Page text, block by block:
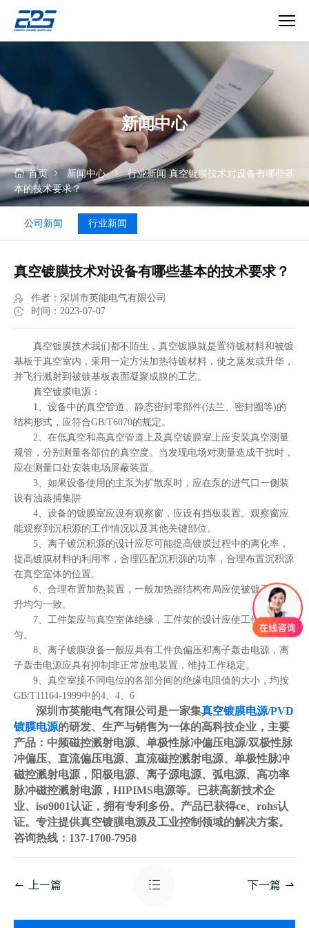
镀
技
术
新闻中心
首页 新闻中心 行业新闻 真空镀膜技术对设备有哪些基
本的技术要求？
公司新闻 行业新闻
真空镀膜技术对设备有哪些基本的技术要求？
作者：深圳市英能电气有限公司
时间：2023-07-07
真空镀膜技术我们都不陌生，真空镀膜就是置待镀材料和被镀
基板于真空室内，采用一定方法加热待镀材料，使之蒸发或升华，
并飞行溅射到被镀基板表面凝聚成膜的工艺。
真空镀膜电源：
1、设备中的真空管道、静态密封零部件(法兰、密封圈等)的
结构形式，应符合GB/T6070的规定。
2、在低真空和高真空管道上及真空镀膜室上应安装真空测量
规管，分别测量各部位的真空度。当发现电场对测量造成干扰时，
应在测量口处安装电场屏蔽装置。
3、如果设备使用的主泵为扩散泵时，应在泵的进气口一侧装
设有油蒸捕集阱
4、设备的镀膜室应设有观察窗，应设有挡板装置。观察窗应
能观察到沉积源的工作情况以及其他关键部位。
5、离子镀沉积源的设计应尽可能提高镀膜过程中的离化率，
提高镀膜材料的利用率，合理匹配沉积源的功率，合理布置沉积源
在真空室体的位置。
6、合理布置加热装置，一般加热器结构布局应使被镀工件温
升均匀一致。
7、工件架应与真空室体绝缘，工件架的设计应使工件膜层均
匀。
8、离子镀膜设备一般应具有工件负偏压和离子轰击电源，离
子轰击电源应具有抑制非正常放电装置，维持工作稳定。
9、真空室接不同电位的各部分间的绝缘电阻值的大小，均按
GB/T11164-1999中的4、4、6
深圳市英能电气有限公司是一家集真空镀膜电源/PVD
镀膜电源的研发、生产与销售为一体的高科技企业，主要
产品：中频磁控溅射电源、单极性脉冲偏压电源/双极性脉
冲偏压、直流偏压电源、直流磁控溅射电源、单极性脉冲
磁控溅射电源，阳极电源、离子源电源、弧电源、高功率
脉冲磁控溅射电源，HIPIMS电源等。已获高新技术企
业、iso9001认证，拥有专利多份。产品已获得ce、rohs认
证。专注提供真空镀膜电源及工业控制领域的解决方案。
咨询热线：137-1700-7958
上一篇 下一篇